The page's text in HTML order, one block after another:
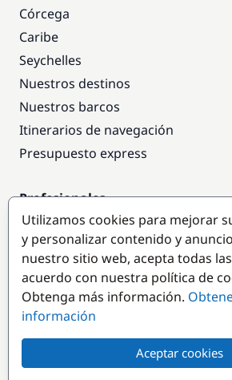
Córcega
Caribe
Seychelles
Nuestros destinos
Nuestros barcos
Itinerarios de navegación
Presupuesto express
Profesionales
Acceso empresas
Colaborar como empresa
Destinos populares
Utilizamos cookies para mejorar
y personalizar contenido y
nuestro sitio web, acepta todas
acuerdo con nuestra política de
Obtenga más información.
información
Aceptar cookies